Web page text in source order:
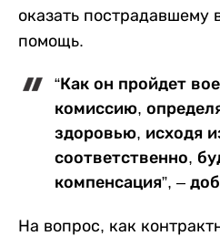
оказать
помощь.
“Как он пройдет
комиссию,
здоровью, исходя
соответственно,
компенсация”, –
На вопрос, как